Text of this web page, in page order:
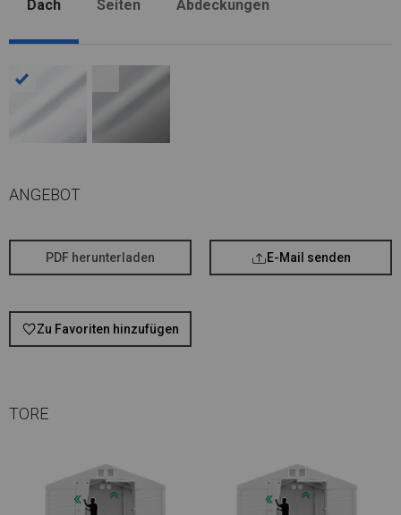
Dach Seiten Abdeckungen
ANGEBOT
PDF herunterladen E-Mail senden
Zu Favoriten hinzufügen
TORE